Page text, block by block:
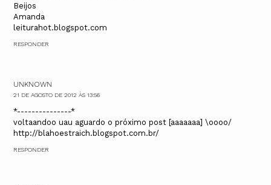
Beijos
Amanda
leiturahot.blogspot.com
RESPONDER
UNKNOWN
21 DE AGOSTO DE 2012 ÀS 13:56
*---------------*
voltaandoo uau aguardo o próximo post [aaaaaaa] \oooo/
http://blahoestraich.blogspot.com.br/
RESPONDER